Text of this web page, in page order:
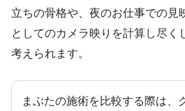
立ちの骨格や、夜のお仕事での見
としてのカメラ映りを計算し尽く
考えられます。
まぶたの施術を比較する際は、